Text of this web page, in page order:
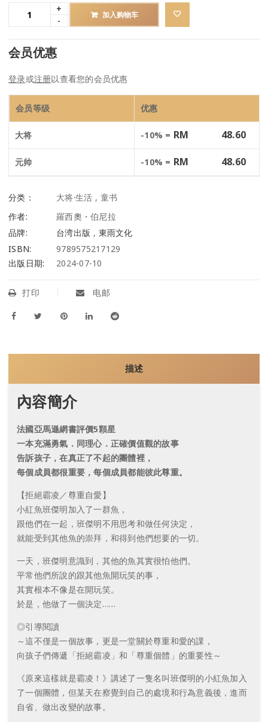
加入购物车
会员优惠
登录或注册以查看您的会员优惠
会员等级 优惠
大将 -10% = RM 48.60
元帅 -10% = RM 48.60
分类： 大将·生活 , 童书
作者:
羅西奧・伯尼拉
品牌:
台湾出版 , 東雨文化
ISBN:
9789575217129
出版日期:
2024-07-10
打印 电邮
描述
內容簡介
法國亞馬遜網書評價5顆星
一本充滿勇氣．同理心．正確價值觀的故事
告訴孩子，在真正了不起的團體裡，
每個成員都很重要，每個成員都能彼此尊重。
【拒絕霸凌／尊重自愛】
小紅魚班傑明加入了一群魚，
跟他們在一起，班傑明不用思考和做任何決定，
就能受到其他魚的崇拜，和得到他們想要的一切。
一天，班傑明意識到，其他的魚其實很怕他們。
平常他們所說的跟其他魚開玩笑的事，
其實根本不像是在開玩笑。
於是，他做了一個決定……
◎引導閱讀
～這不僅是一個故事，更是一堂關於尊重和愛的課，
向孩子們傳遞「拒絕霸凌」和「尊重個體」的重要性～
《原來這樣就是霸凌！》講述了一隻名叫班傑明的小紅魚加入
了一個團體，但某天在察覺到自己的處境和行為意義後，進而
自省、做出改變的故事。